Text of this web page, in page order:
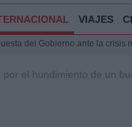
VIAJES
del Gobierno ante la crisis
Jesús Vivas en Palma para
por el hundimiento de un